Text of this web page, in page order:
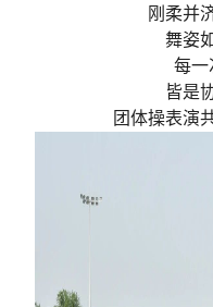
刚柔并
舞姿
每一
皆是
团体操表演